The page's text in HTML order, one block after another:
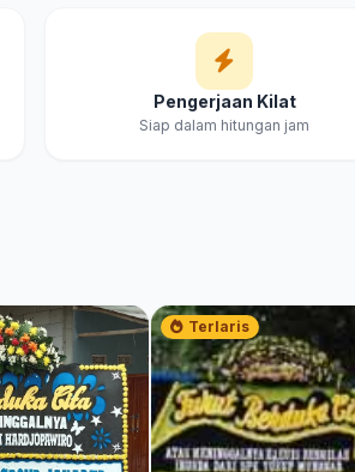
Pengerjaan Kilat
Siap dalam hitungan jam
Terlaris